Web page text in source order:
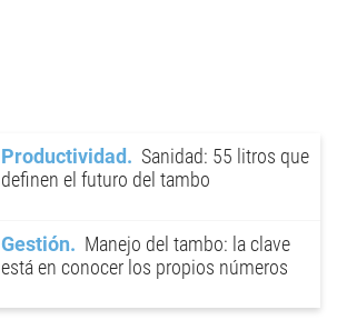
Productividad
Sanidad: 55 litros que
definen el futuro del tambo
Gestión
Manejo del tambo: la clave
está en conocer los propios números